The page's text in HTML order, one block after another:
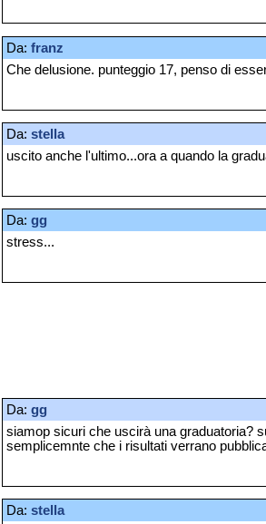
Da: franz
Che delusione. punteggio 17, penso di
Da: stella
uscito anche l'ultimo...ora a quando la
Da: gg
stress...
Da: gg
siamop sicuri che uscirà una graduatoria?
semplicemnte che i risultati verrano
Da: stella